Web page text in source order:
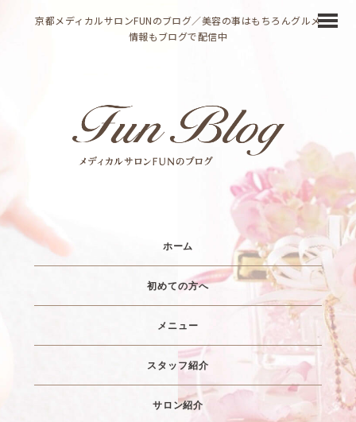
京都メディカルサロンFUNのブログ／美容の事はもちろんグルメ
情報もブログで配信中
ホーム
初めての方へ
メニュー
スタッフ紹介
サロン紹介